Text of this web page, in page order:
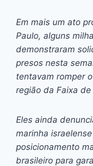
e
b
o
o
k
s
e
n
g
er
s
A
p
p
p
y
Li
n
k
Em mais um ato
Paulo, alguns
demonstraram
presos nesta
tentavam romper
região da Faixa de
Eles ainda
marinha
posicionamento
brasileiro para